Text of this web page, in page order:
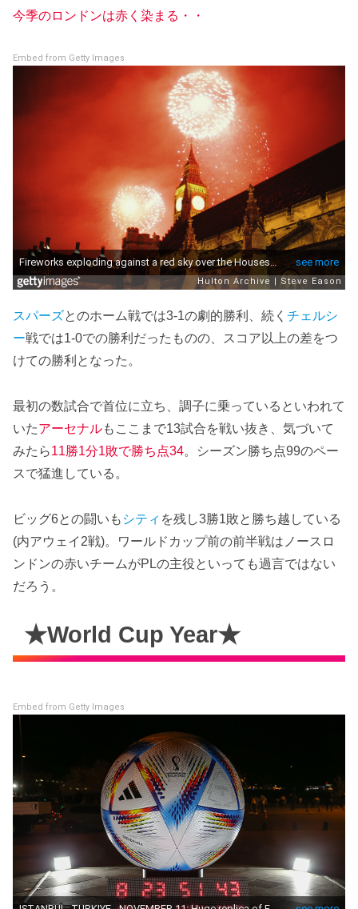
今季のロンドンは赤く染まる・・
Embed from Getty Images
スパーズとのホーム戦では3-1の劇的勝利、続く チェルシ
ー戦では1-0での勝利だったものの、スコア以上の差をつ
けての勝利となった。
最初の数試合で首位に立ち、調子に乗っているといわれて
いたアーセナルもここまで13試合を戦い抜き、気づいて
みたら11勝1分1敗で勝ち点34。シーズン勝ち点99のペー
スで猛進している。
ビッグ6との闘いも シティ を残し3勝1敗と勝ち越している
(内アウェイ2戦)。ワールドカップ前の前半戦はノースロ
ンドンの赤いチームがPLの主役といっても過言ではない
だろう。
★World Cup Year★
Embed from Getty Images